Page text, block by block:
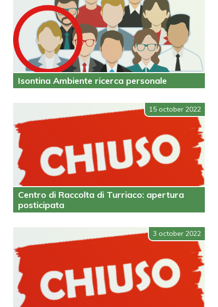
Isontina Ambiente ricerca personale
15 october 2022
Centro di Raccolta di Turriaco: apertura
posticipata
3 october 2022